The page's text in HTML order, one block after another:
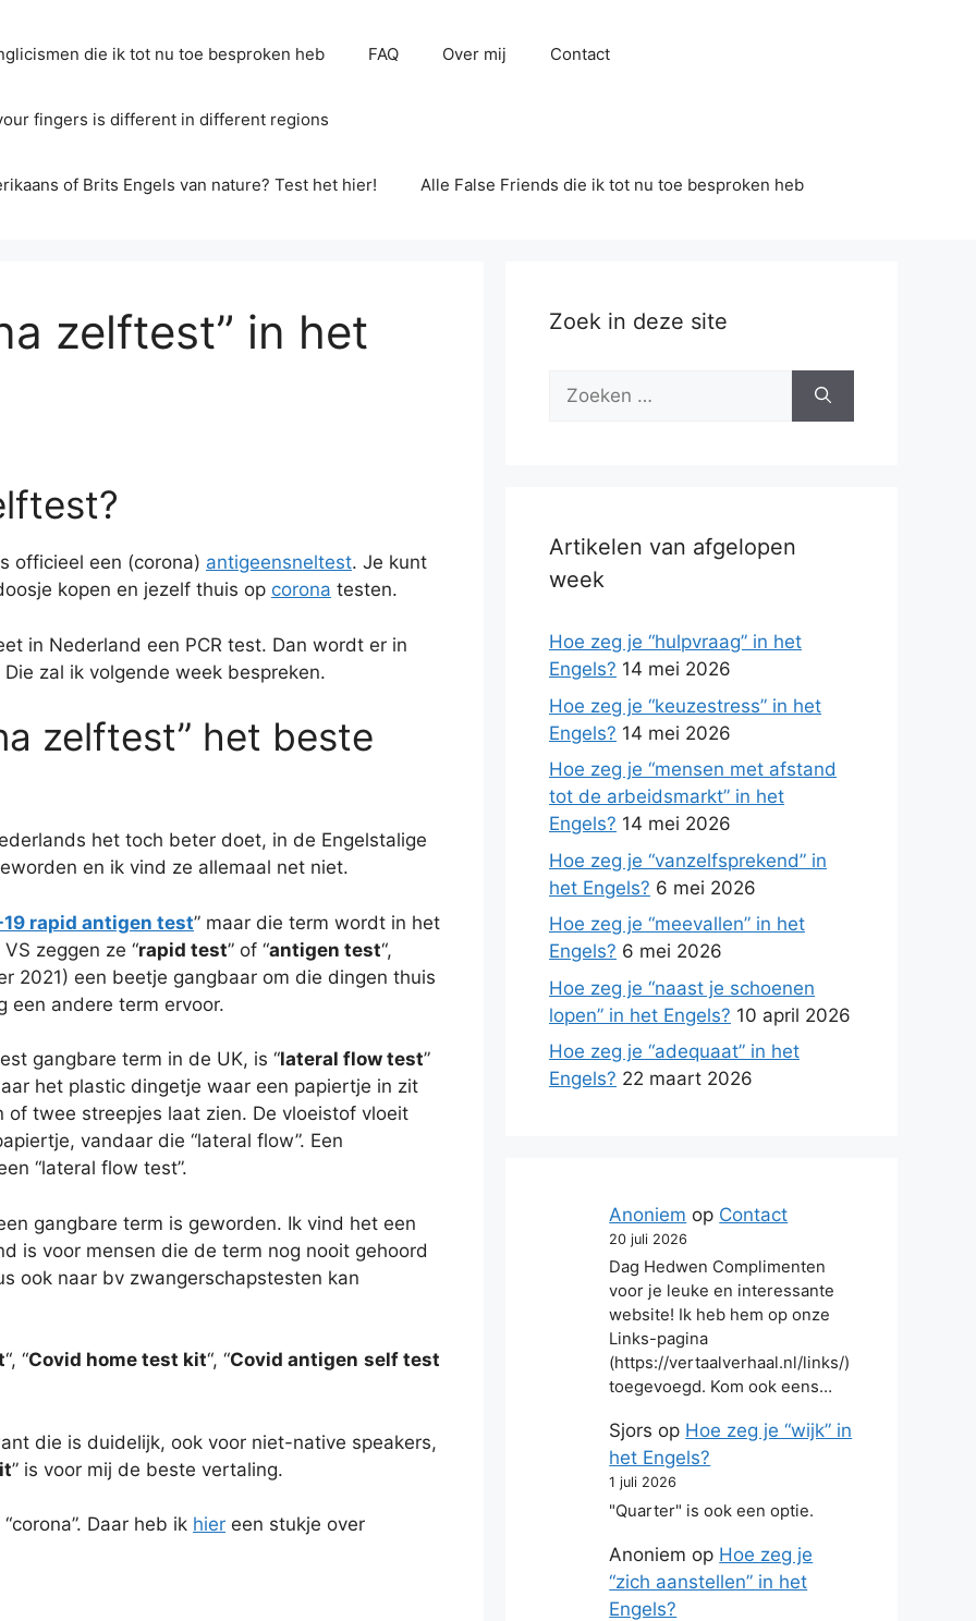
die ik tot nu toe besproken heb FAQ Over mij Contact
fingers is different in different regions
of Brits Engels van nature? Test het hier! Alle False Friends die ik tot nu toe besproken heb
zelftest” in het
officieel een (corona) antigeensneltest. Je kunt
kopen en jezelf thuis op corona testen.
in Nederland een PCR test. Dan wordt er in
zal ik volgende week bespreken.
zelftest” het beste
het toch beter doet, in de Engelstalige
en ik vind ze allemaal net niet.
19 rapid antigen test” maar die term wordt in het
zeggen ze “rapid test” of “antigen test“,
2021) een beetje gangbaar om die dingen thuis
een andere term ervoor.
gangbare term in de UK, is “lateral flow test”
het plastic dingetje waar een papiertje in zit
twee streepjes laat zien. De vloeistof vloeit
vandaar die “lateral flow”. Een
“lateral flow test”.
gangbare term is geworden. Ik vind het een
is voor mensen die de term nog nooit gehoord
ook naar bv zwangerschapstesten kan
“, “Covid home test kit“, “Covid antigen self test
die is duidelijk, ook voor niet-native speakers,
” is voor mij de beste vertaling.
Daar heb ik hier een stukje over
Zoek in deze site
Zoek
Artikelen van afgelopen
week
Hoe zeg je “hulpvraag” in het
Engels? 14 mei 2026
Hoe zeg je “keuzestress” in het
Engels? 14 mei 2026
Hoe zeg je “mensen met afstand
tot de arbeidsmarkt” in het
Engels? 14 mei 2026
Hoe zeg je “vanzelfsprekend” in
het Engels? 6 mei 2026
Hoe zeg je “meevallen” in het
Engels? 6 mei 2026
Hoe zeg je “naast je schoenen
lopen” in het Engels? 10 april 2026
Hoe zeg je “adequaat” in het
Engels? 22 maart 2026
Anoniem op Contact
20 juli 2026
Dag Hedwen Complimenten
voor je leuke en interessante
website! Ik heb hem op onze
Links-pagina
(https://vertaalverhaal.nl/links/)
toegevoegd. Kom ook eens…
Sjors op Hoe zeg je “wijk” in
het Engels?
1 juli 2026
"Quarter" is ook een optie.
Anoniem op Hoe zeg je
“zich aanstellen” in het
Engels?